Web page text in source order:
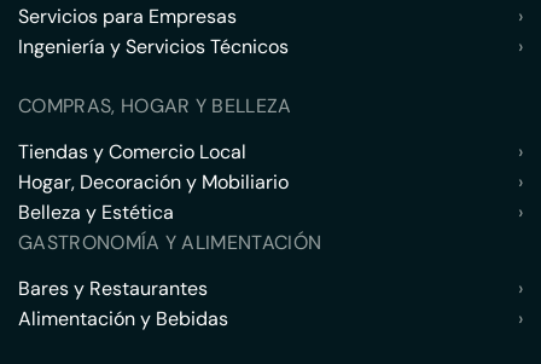
Servicios para Empresas
›
Ingeniería y Servicios Técnicos
›
COMPRAS, HOGAR Y BELLEZA
Tiendas y Comercio Local
›
Hogar, Decoración y Mobiliario
›
Belleza y Estética
›
GASTRONOMÍA Y ALIMENTACIÓN
Bares y Restaurantes
›
Alimentación y Bebidas
›